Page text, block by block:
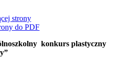
strony
do PDF
konkurs plastyczny